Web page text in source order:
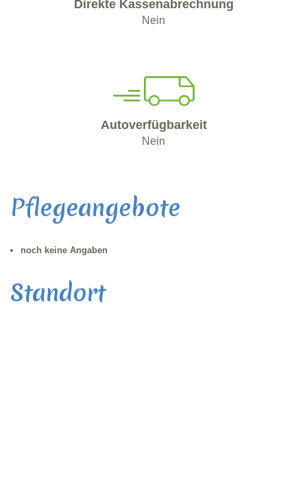
Direkte Kassenabrechnung
Nein
Autoverfügbarkeit
Nein
Pflegeangebote
noch keine Angaben
Standort